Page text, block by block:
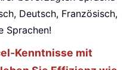
Deutsch, Französisch,
Sprachen!
Kenntnisse mit